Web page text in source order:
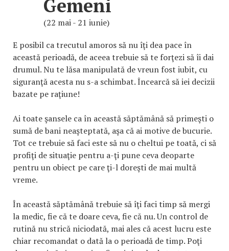
Gemeni
(22 mai - 21 iunie)
E posibil ca trecutul amoros să nu îţi dea pace în
această perioadă, de aceea trebuie să te forţezi să îi dai
drumul. Nu te lăsa manipulată de vreun fost iubit, cu
siguranţă acesta nu s-a schimbat. Încearcă să iei decizii
bazate pe raţiune!
Ai toate şansele ca în această săptămână să primeşti o
sumă de bani neaşteptată, aşa că ai motive de bucurie.
Tot ce trebuie să faci este să nu o cheltui pe toată, ci să
profiţi de situaţie pentru a-ţi pune ceva deoparte
pentru un obiect pe care ţi-l doreşti de mai multă
vreme.
În această săptămână trebuie să îţi faci timp să mergi
la medic, fie că te doare ceva, fie că nu. Un control de
rutină nu strică niciodată, mai ales că acest lucru este
chiar recomandat o dată la o perioadă de timp. Poţi